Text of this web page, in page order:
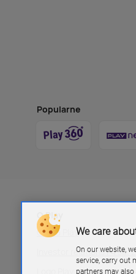
Popularne
O Play
Grupa Play
Investor relations P4 sp.
We care
On our website,
service, carry out
partners may